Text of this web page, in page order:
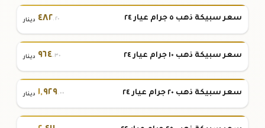
سعر سبيكة ذهب ٥ جرام عيار ٢٤ ٤٨٢.٢٠ دينار
سعر سبيكة ذهب ١٠ جرام عيار ٢٤ ٩٦٤.٣٠ دينار
سعر سبيكة ذهب ٢٠ جرام عيار ٢٤ ١,٩٢٩.٠٠ دينار